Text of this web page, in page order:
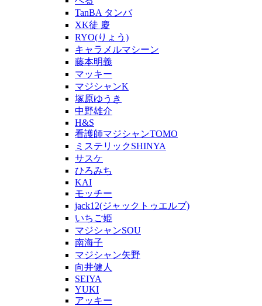
TanBA タンバ
XK徒 慶
RYO(りょう)
キャラメルマシーン
藤本明義
マッキー
マジシャンK
塚原ゆうき
中野雄介
H&S
看護師マジシャンTOMO
ミステリックSHINYA
サスケ
ひろみち
KAI
モッチー
jack12(ジャックトゥエルブ)
いちご姫
マジシャンSOU
南海子
マジシャン矢野
向井健人
SEIYA
YUKI
アッキー